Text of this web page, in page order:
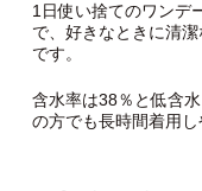
1日使い捨てのワンデ
で、好きなときに清
です。
含水率は38％と低含
の方でも長時間着用